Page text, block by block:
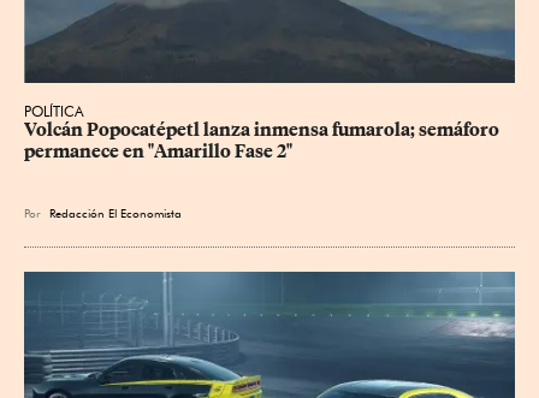
POLÍTICA
Volcán Popocatépetl lanza inmensa fumarola; semáforo
permanece en "Amarillo Fase 2"
Por Redacción El Economista